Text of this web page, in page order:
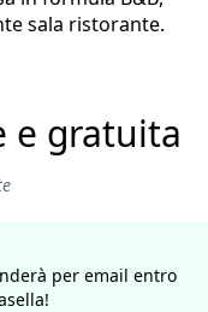
sala ristorante.
e gratuita
per email entro